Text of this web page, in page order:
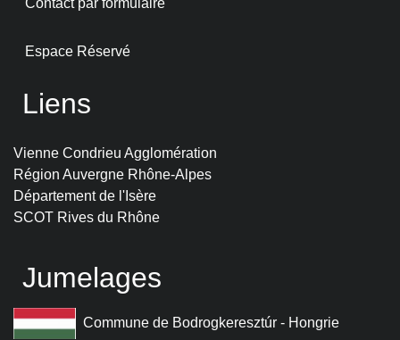
Contact par formulaire
Espace Réservé
Liens
Vienne Condrieu Agglomération
Région Auvergne Rhône-Alpes
Département de l'Isère
SCOT Rives du Rhône
Jumelages
Commune de Bodrogkeresztúr - Hongrie